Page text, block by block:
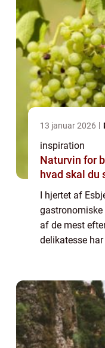
13 januar 2026
inspiration
Naturvin for
hvad skal du
I hjertet af
gastronomiske
af de mest
delikatesse